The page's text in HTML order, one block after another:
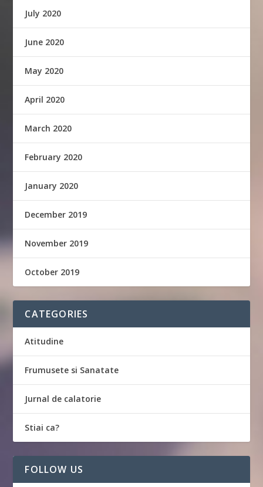
July 2020
June 2020
May 2020
April 2020
March 2020
February 2020
January 2020
December 2019
November 2019
October 2019
CATEGORIES
Atitudine
Frumusete si Sanatate
Jurnal de calatorie
Stiai ca?
FOLLOW US